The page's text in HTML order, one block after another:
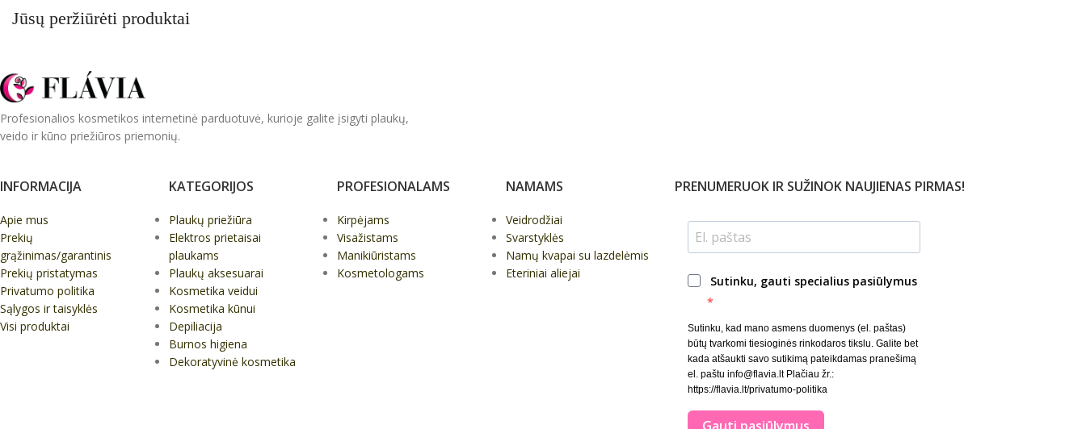
Jūsų peržiūrėti produktai
Profesionalios kosmetikos internetinė parduotuvė, kurioje galite įsigyti plaukų,
veido ir kūno priežiūros priemonių.
INFORMACIJA
Apie mus
Prekių
grąžinimas/garantinis
Prekių pristatymas
Privatumo politika
Sąlygos ir taisyklės
Visi produktai
KATEGORIJOS
Plaukų priežiūra
Elektros prietaisai
plaukams
Plaukų aksesuarai
Kosmetika veidui
Kosmetika kūnui
Depiliacija
Burnos higiena
Dekoratyvinė kosmetika
PROFESIONALAMS
Kirpėjams
Visažistams
Manikiūristams
Kosmetologams
NAMAMS
Veidrodžiai
Svarstyklės
Namų kvapai su lazdelėmis
Eteriniai aliejai
PRENUMERUOK IR SUŽINOK NAUJIENAS PIRMAS!
Sutinku, gauti specialius pasiūlymus
Sutinku, kad mano asmens duomenys (el. paštas)
būtų tvarkomi tiesioginės rinkodaros tikslu. Galite bet
kada atšaukti savo sutikimą pateikdamas pranešimą
el. paštu info@flavia.lt Plačiau žr.:
https://flavia.lt/privatumo-politika